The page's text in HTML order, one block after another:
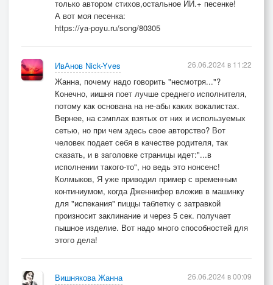
только автором стихов,остальное ИИ.+ песенке!
А вот моя песенка:
https://ya-poyu.ru/song/80305
ИвАнов Nick-Yves
Жанна, почему надо говорить "несмотря..."?
Конечно, иишня поет лучше среднего исполнителя,
потому как основана на не-абы каких вокалистах.
Вернее, на сэмплах взятых от них и используемых
сетью, но при чем здесь свое авторство? Вот
человек подает себя в качестве родителя, так
сказать, и в заголовке страницы идет:"...в
исполнении такого-то", но ведь это нонсенс!
Колмыков, Я уже приводил пример с временным
континиумом, когда Дженнифер вложив в машинку
для "испекания" пиццы таблетку с затравкой
произносит заклинание и через 5 сек. получает
пышное изделие. Вот надо много способностей для
этого дела!
26.06.2024 в 11:22
Вишнякова Жанна
26.06.2024 в 00:09